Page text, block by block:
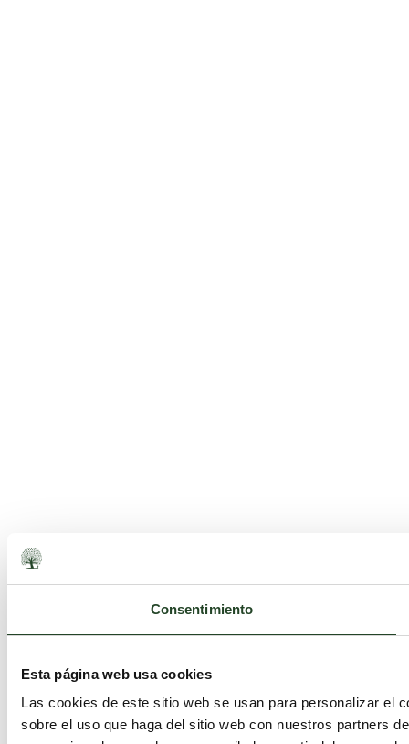
Consentimiento
Esta página web usa cookies
Las cookies de este sitio web se usan para personalizar el
sobre el uso que haga del sitio web con nuestros partners